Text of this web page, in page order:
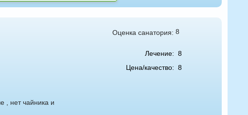
Оценка санатория: 8
, нет чайника и
Лечение: 8
Цена/качество: 8